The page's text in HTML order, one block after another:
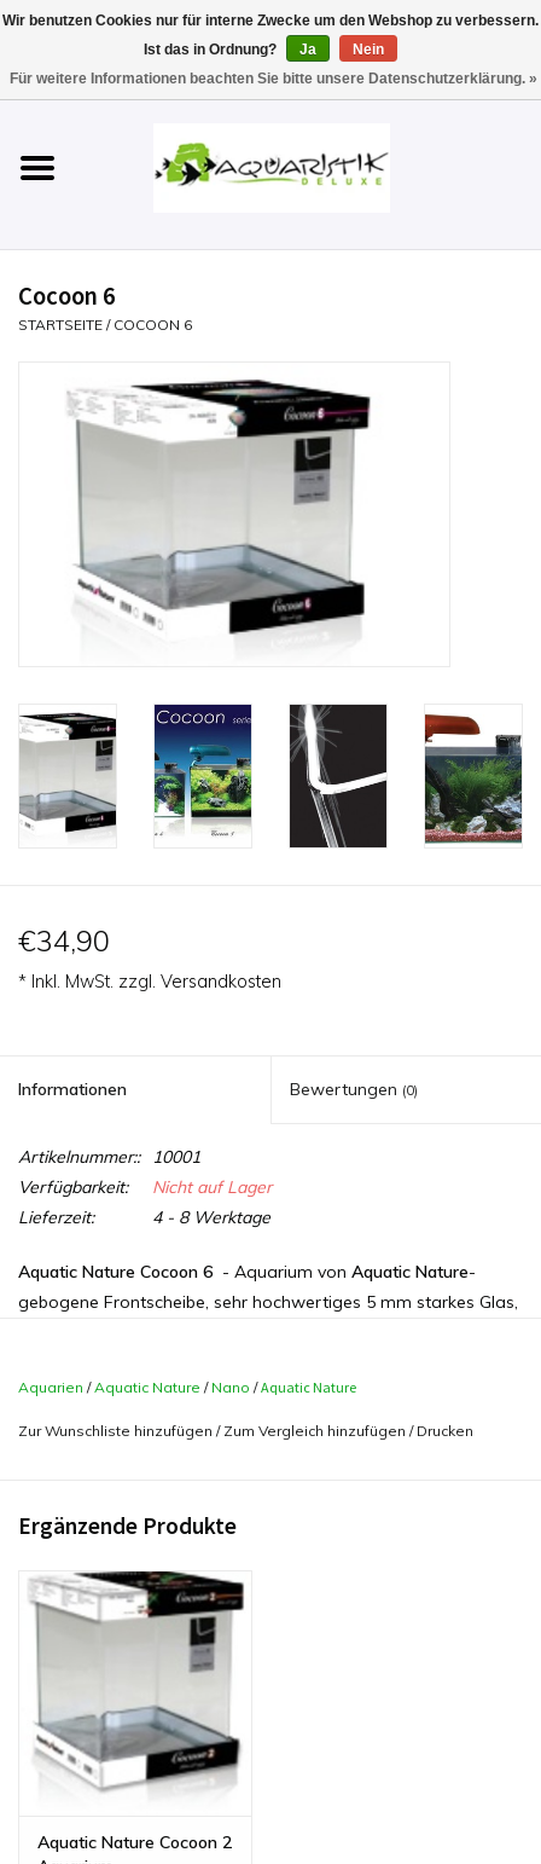
Aquarien
Technik
Futter
Einrichten & Gestalten
Lesestoff
Do!aqua
ADA Amano
Service - Dienstleistungen
Cocoon 6
STARTSEITE / COCOON 6
€34,90
* Inkl. MwSt. zzgl. Versandkosten
Informationen Bewertungen (0)
Artikelnummer::
10001
Verfügbarkeit:
Nicht auf Lager
Lieferzeit:
4 - 8 Werktage
Aquatic Nature Cocoon 6 - Aquarium von Aquatic Nature-
gebogene Frontscheibe, sehr hochwertiges 5 mm starkes Glas,
Beleuchtung.
Aquarien /Aquatic Nature / Nano /Aquatic Nature
Zur Wunschliste hinzufügen / Zum Vergleich hinzufügen / Drucken
Ergänzende Produkte
Aquatic Nature Cocoon 2
Wir benutzen Cookies nur für interne Zwecke um den Webshop zu verbessern.
Ist das in Ordnung?
Ja
Nein
Für weitere Informationen beachten Sie bitte unsere Datenschutzerklärung. »